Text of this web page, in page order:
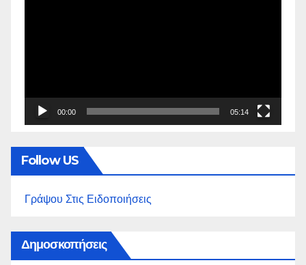
00:00 05:14
Follow US
Γράψου Στις Ειδοποιήσεις
Δημοσκοπήσεις